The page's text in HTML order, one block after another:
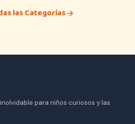
las Categorías
para niños curiosos y las